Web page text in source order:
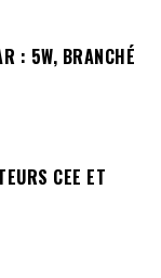
: 5W, BRANCHÉ
CEE ET